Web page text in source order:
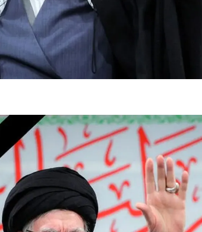
فضاپیمای «استارشیپ» ایلان ماسک
چیست؟
حدید
مرگبارتر
جدید ایران